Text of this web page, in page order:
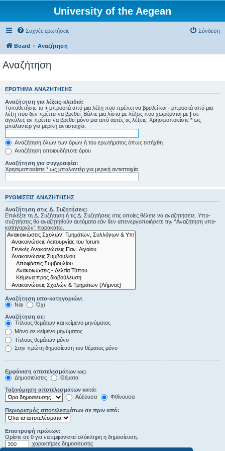
University of the Aegean
Συχνές ερωτήσεις Σύνδεση
Board Αναζήτηση
Αναζήτηση
ΕΡΏΤΗΜΑ ΑΝΑΖΉΤΗΣΗΣ
Αναζήτηση για λέξεις-κλειδιά:
Τοποθετήστε το + μπροστά από μια λέξη που πρέπει να βρεθεί και - μπροστά από μια
λέξη που δεν πρέπει να βρεθεί. Βάλτε μια λίστα με λέξεις που χωρίζονται με | σε
αγκύλες αν πρέπει να βρεθεί μόνο μια από αυτές τις λέξεις. Χρησιμοποιείστε * ως
μπαλαντέρ για μερική αντιστοιχία.
Αναζήτηση όλων των όρων ή του ερωτήματος όπως εισήχθη
Αναζήτηση οποιουδήποτε όρου
Αναζήτηση για συγγραφέα:
Χρησιμοποιείστε * ως μπαλαντέρ για μερική αντιστοιχία.
ΡΥΘΜΊΣΕΙΣ ΑΝΑΖΉΤΗΣΗΣ
Αναζήτηση στις Δ. Συζητήσεις:
Επιλέξτε τη Δ. Συζήτηση ή τις Δ. Συζητήσεις στις οποίες θέλετε να αναζητήσετε. Υπο-
συζητήσεις θα αναζητηθούν αυτόματα εάν δεν απενεργοποιήσετε την “Αναζήτηση υπο-
κατηγοριών“ παρακάτω.
Αναζήτηση υπο-κατηγοριών:
Ναι
Όχι
Αναζήτηση σε:
Τίτλους θεμάτων και κείμενο μηνύματος
Μόνο σε κείμενο μηνύματος
Τίτλους θεμάτων μόνο
Στην πρώτη δημοσίευση του θέματος μόνο
Εμφάνιση αποτελεσμάτων ως:
Δημοσιεύσεις
Θέματα
Ταξινόμηση αποτελεσμάτων κατά:
Αύξουσα
Φθίνουσα
Περιορισμός αποτελεσμάτων σε πριν από:
Επιστροφή πρώτων:
Ορίστε σε 0 για να εμφανιστεί ολόκληρη η δημοσίευση.
χαρακτήρες δημοσίευσης